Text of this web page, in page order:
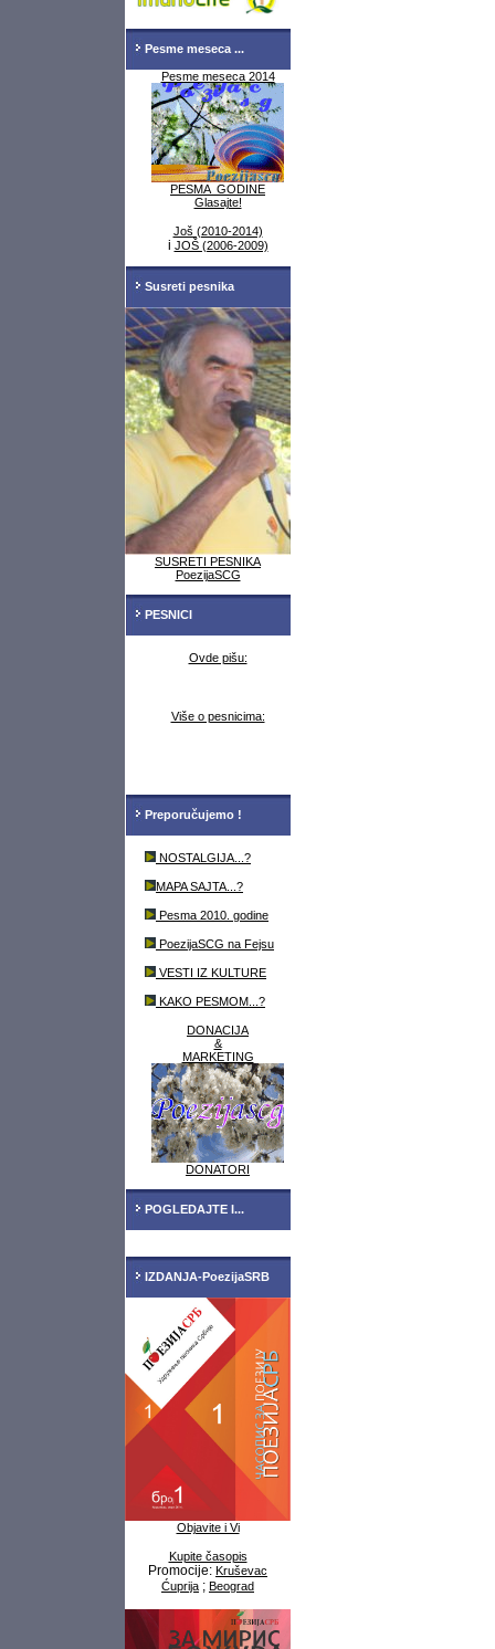
Pesme meseca ...
Pesme meseca 2014
PESMA GODINE
Glasajte!
Još (2010-2014)
i JOŠ (2006-2009)
Susreti pesnika
SUSRETI PESNIKA
PoezijaSCG
PESNICI
Ovde pišu:
Više o pesnicima:
Preporučujemo !
NOSTALGIJA...?
MAPA SAJTA...?
Pesma 2010. godine
PoezijaSCG na Fejsu
VESTI IZ KULTURE
KAKO PESMOM...?
DONACIJA
&
MARKETING
DONATORI
POGLEDAJTE I...
IZDANJA-PoezijaSRB
Objavite i Vi
Kupite časopis
Promocije: Kruševac
Ćuprija ; Beograd